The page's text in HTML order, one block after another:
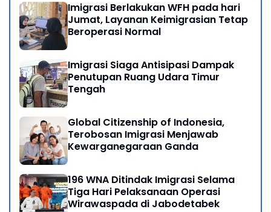
Imigrasi Berlakukan WFH pada hari
Jumat, Layanan Keimigrasian Tetap
Beroperasi Normal
Imigrasi Siaga Antisipasi Dampak
Penutupan Ruang Udara Timur
Tengah
Global Citizenship of Indonesia,
Terobosan Imigrasi Menjawab
Kewarganegaraan Ganda
196 WNA Ditindak Imigrasi Selama
Tiga Hari Pelaksanaan Operasi
Wirawaspada di Jabodetabek